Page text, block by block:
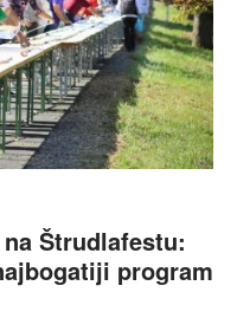
Štrudlafestu:
program